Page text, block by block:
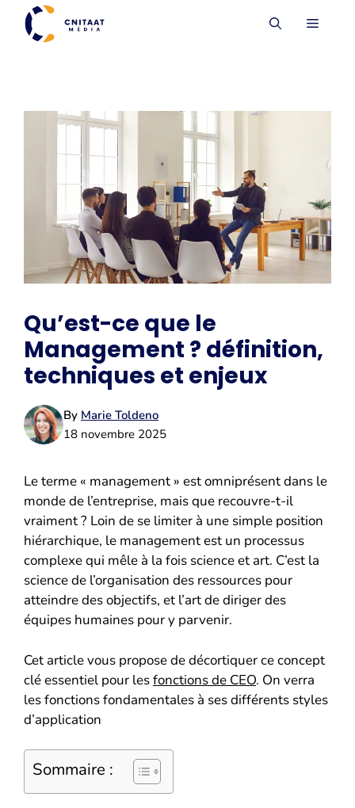
Aller
contenu
MENU
Qu’est-ce que le
Management ? définition,
techniques et enjeux
By Marie Toldeno
18 novembre 2025
Le terme « management » est omniprésent dans le
monde de l’entreprise, mais que recouvre-t-il
vraiment ? Loin de se limiter à une simple position
hiérarchique, le management est un processus
complexe qui mêle à la fois science et art. C’est la
science de l’organisation des ressources pour
atteindre des objectifs, et l’art de diriger des
équipes humaines pour y parvenir.
Cet article vous propose de décortiquer ce concept
clé essentiel pour lesfonctions de CEO. On verra
les fonctions fondamentales à ses différents styles
d’application
Sommaire :